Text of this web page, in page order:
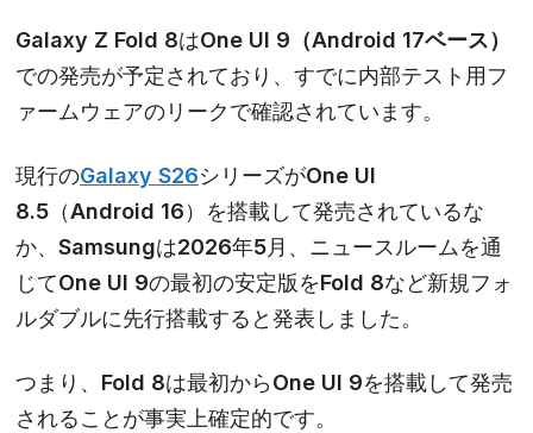
Galaxy Z Fold 8はOne UI 9（Android 17ベース）
での発売が予定されており、すでに内部テスト用フ
ァームウェアのリークで確認されています。
現行のGalaxy S26シリーズがOne UI
8.5（Android 16）を搭載して発売されているな
か、Samsungは2026年5月、ニュースルームを通
じてOne UI 9の最初の安定版をFold 8など新規フォ
ルダブルに先行搭載すると発表しました。
つまり、Fold 8は最初からOne UI 9を搭載して発売
されることが事実上確定的です。